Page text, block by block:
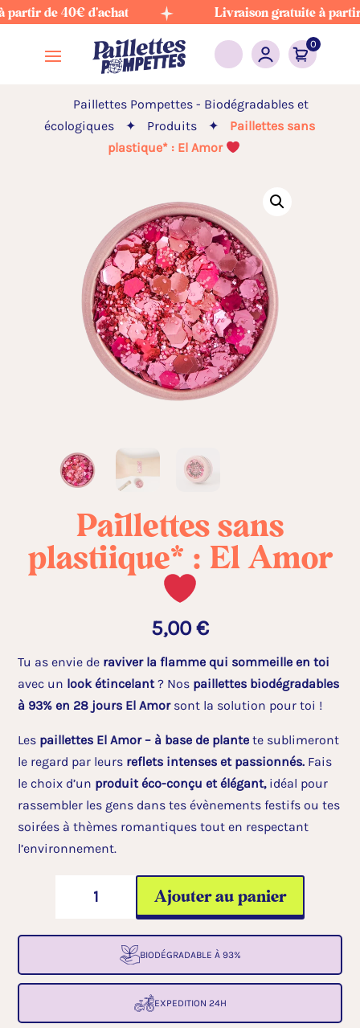
de 40€ d'achat Livraison gratuite à partir de
0
Paillettes Pompettes - Biodégradables et
écologiques
✦ Produits ✦
Paillettes sans
plastique* : El Amor
Paillettes sans
plastique* : El Amor
5,00€
Tu as envie de raviver la flamme qui sommeille en toi
avec un look étincelant? Nos paillettes biodégradables
à 93% en 28 jours El Amorsont la solution pour toi !
Les paillettes El Amor – à base de plante te sublimeront
le regard par leurs reflets intenses et passionnés. Fais
le choix d’un produit éco-conçu et élégant,idéal pour
rassembler les gens dans tes évènements festifs ou tes
soirées à thèmes romantiques tout en respectant
l’environnement.
plastique*
Ajouter au panier
r
BIODÉGRADABLE À 93%
EXPEDITION 24H